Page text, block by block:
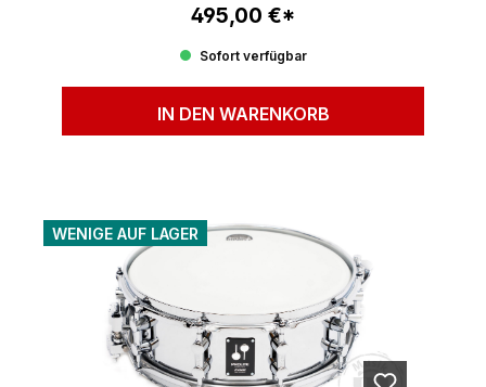
Regulärer Preis:
495,00 €*
Sofort verfügbar
IN DEN WARENKORB
WENIGE AUF LAGER